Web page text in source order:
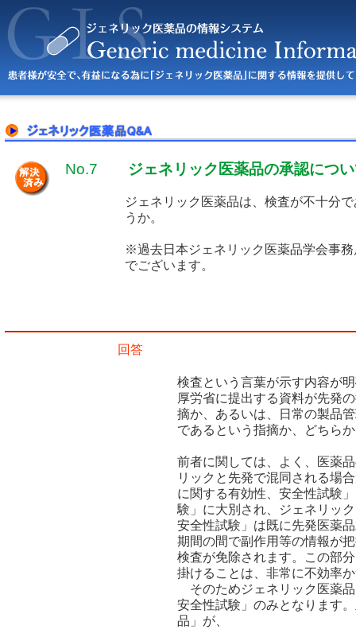
No.7 ジェネリック医薬品の承認につ
ジェネリック医薬品は、検査が不十分
うか。
※過去日本ジェネリック医薬品学会事
でございます。
回答
検査という言葉が示す内容が
厚労省に提出する資料が先発
摘か、あるいは、日常の製品
であるという指摘か、どちら
前者に関しては、よく、医薬
リックと先発で混同される場
に関する有効性、安全性試験
験」に大別され、ジェネリッ
安全性試験」は既に先発医薬
期間の間で副作用等の情報が
検査が免除されます。この部
掛けることは、非常に不効率
そのためジェネリック医薬
安全性試験」のみとなります
品」が、